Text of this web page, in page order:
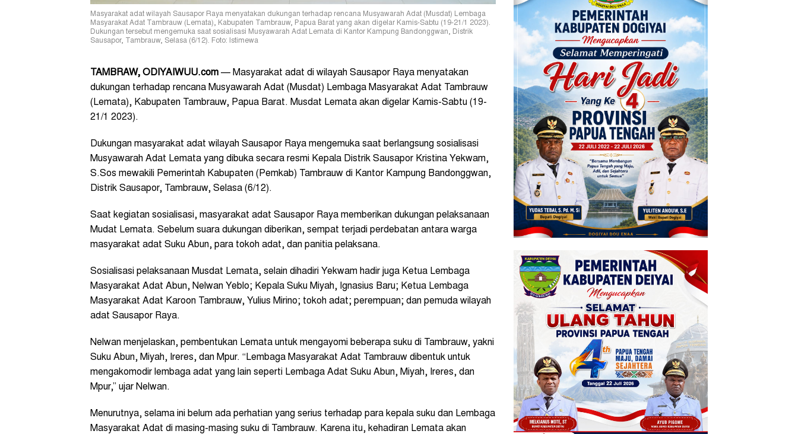
Masyarakat adat wilayah Sausapor Raya menyatakan dukungan terhadap rencana Musyawarah Adat (Musdat) Lembaga
Masyarakat Adat Tambrauw (Lemata), Kabupaten Tambrauw, Papua Barat yang akan digelar Kamis-Sabtu (19-21/1 2023).
Dukungan tersebut mengemuka saat sosialisasi Musyawarah Adat Lemata di Kantor Kampung Bandonggwan, Distrik
Sausapor, Tambrauw, Selasa (6/12). Foto: Istimewa
TAMBRAW, ODIYAIWUU.com — Masyarakat adat di wilayah Sausapor Raya menyatakan
dukungan terhadap rencana Musyawarah Adat (Musdat) Lembaga Masyarakat Adat Tambrauw
(Lemata), Kabupaten Tambrauw, Papua Barat. Musdat Lemata akan digelar Kamis-Sabtu (19-
21/1 2023).
Dukungan masyarakat adat wilayah Sausapor Raya mengemuka saat berlangsung sosialisasi
Musyawarah Adat Lemata yang dibuka secara resmi Kepala Distrik Sausapor Kristina Yekwam,
S.Sos mewakili Pemerintah Kabupaten (Pemkab) Tambrauw di Kantor Kampung Bandonggwan,
Distrik Sausapor, Tambrauw, Selasa (6/12).
Saat kegiatan sosialisasi, masyarakat adat Sausapor Raya memberikan dukungan pelaksanaan
Mudat Lemata. Sebelum suara dukungan diberikan, sempat terjadi perdebatan antara warga
masyarakat adat Suku Abun, para tokoh adat, dan panitia pelaksana.
Sosialisasi pelaksanaan Musdat Lemata, selain dihadiri Yekwam hadir juga Ketua Lembaga
Masyarakat Adat Abun, Nelwan Yeblo; Kepala Suku Miyah, Ignasius Baru; Ketua Lembaga
Masyarakat Adat Karoon Tambrauw, Yulius Mirino; tokoh adat; perempuan; dan pemuda wilayah
adat Sausapor Raya.
Nelwan menjelaskan, pembentukan Lemata untuk mengayomi beberapa suku di Tambrauw, yakni
Suku Abun, Miyah, Ireres, dan Mpur. “Lembaga Masyarakat Adat Tambrauw dibentuk untuk
mengakomodir lembaga adat yang lain seperti Lembaga Adat Suku Abun, Miyah, Ireres, dan
Mpur,” ujar Nelwan.
Menurutnya, selama ini belum ada perhatian yang serius terhadap para kepala suku dan Lembaga
Masyarakat Adat di masing-masing suku di Tambrauw. Karena itu, kehadiran Lemata akan